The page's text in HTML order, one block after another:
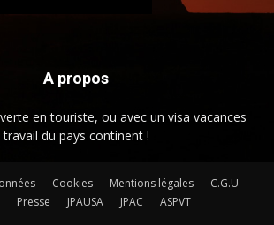
A propos
en touriste, ou avec un visa vacances
travail du pays continent !
Cookies Mentions légales
C.G.U
Presse JPAUSA JPAC ASPVT